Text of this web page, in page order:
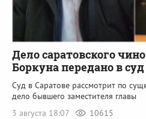
Дело саратовского
Боркуна передано в суд
Суд в Саратове рассмотрит по
дело бывшего заместителя главы
3 августа 18:07
10615